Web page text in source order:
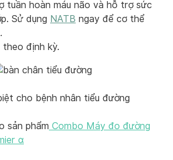
tuần hoàn máu não và hỗ trợ sức
Sử dụng NATB ngay để cơ thể
theo định kỳ.
cho bệnh nhân tiểu đường
sản phẩm Combo Máy đo đường
α